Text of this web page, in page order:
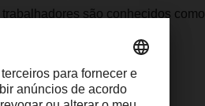
são conhecidos como